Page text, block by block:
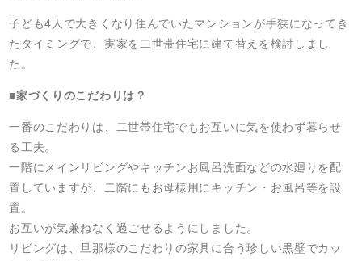
子ども4人で大きくなり住んでいたマンションが手狭になってき
たタイミングで、実家を二世帯住宅に建て替えを検討しまし
た。
■家づくりのこだわりは？
一番のこだわりは、二世帯住宅でもお互いに気を使わず暮らせ
る工夫。
一階にメインリビングやキッチンお風呂洗面などの水廻りを配
置していますが、二階にもお母様用にキッチン・お風呂等を設
置。
お互いが気兼ねなく過ごせるようにしました。
リビングは、旦那様のこだわりの家具に合う珍しい黒壁でカッ